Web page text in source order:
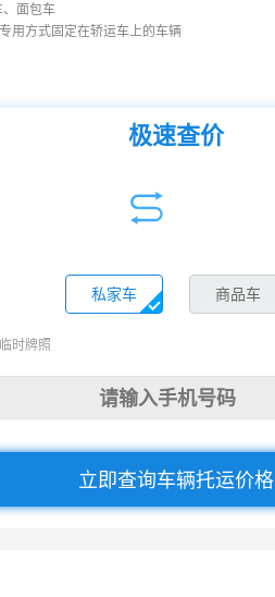
面包车
用方式固定在轿运车上的车辆
极速查价
私家车 商品车
时牌照
立即查询车辆托运价格